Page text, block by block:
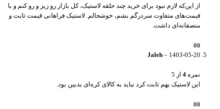
از این‌که لازم نبود برای خرید چند حلقه لاستیک، کل بازار رو زیر و رو کنم و با
قیمت‌های متفاوت سردرگم بشم، خوشحالم. لاستیک فراهانی قیمت ثابت و
منصفانه‌ای داشت.
0
0
Jaleh – 1403-05-20
نمره 4 از 5
این لاستیک بهم ثابت کرد نباید به کالای کره‌ای بدبین بود.
0
0